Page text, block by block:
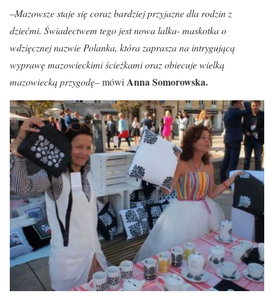
–Mazowsze staje się coraz bardziej przyjazne dla rodzin z
dziećmi. Świadectwem tego jest nowa lalka- maskotka o
wdzięcznej nazwie Polanka, która zaprasza na intrygującą
wyprawę mazowieckimi ścieżkami oraz obiecuje wielką
mazowiecką przygodę– mówi Anna Somorowska.